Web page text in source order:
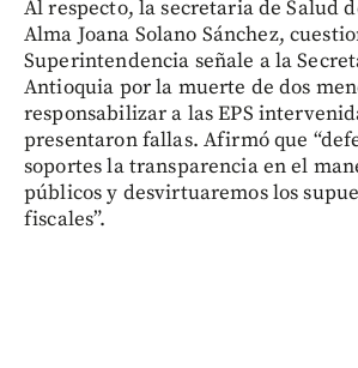
Al respecto, la secretaria de Salud
Alma Joana Solano Sánchez,
Superintendencia señale a la
Antioquia por la muerte de dos
responsabilizar a las EPS
presentaron fallas. Afirmó que
soportes la transparencia en el
públicos y desvirtuaremos los
fiscales”.